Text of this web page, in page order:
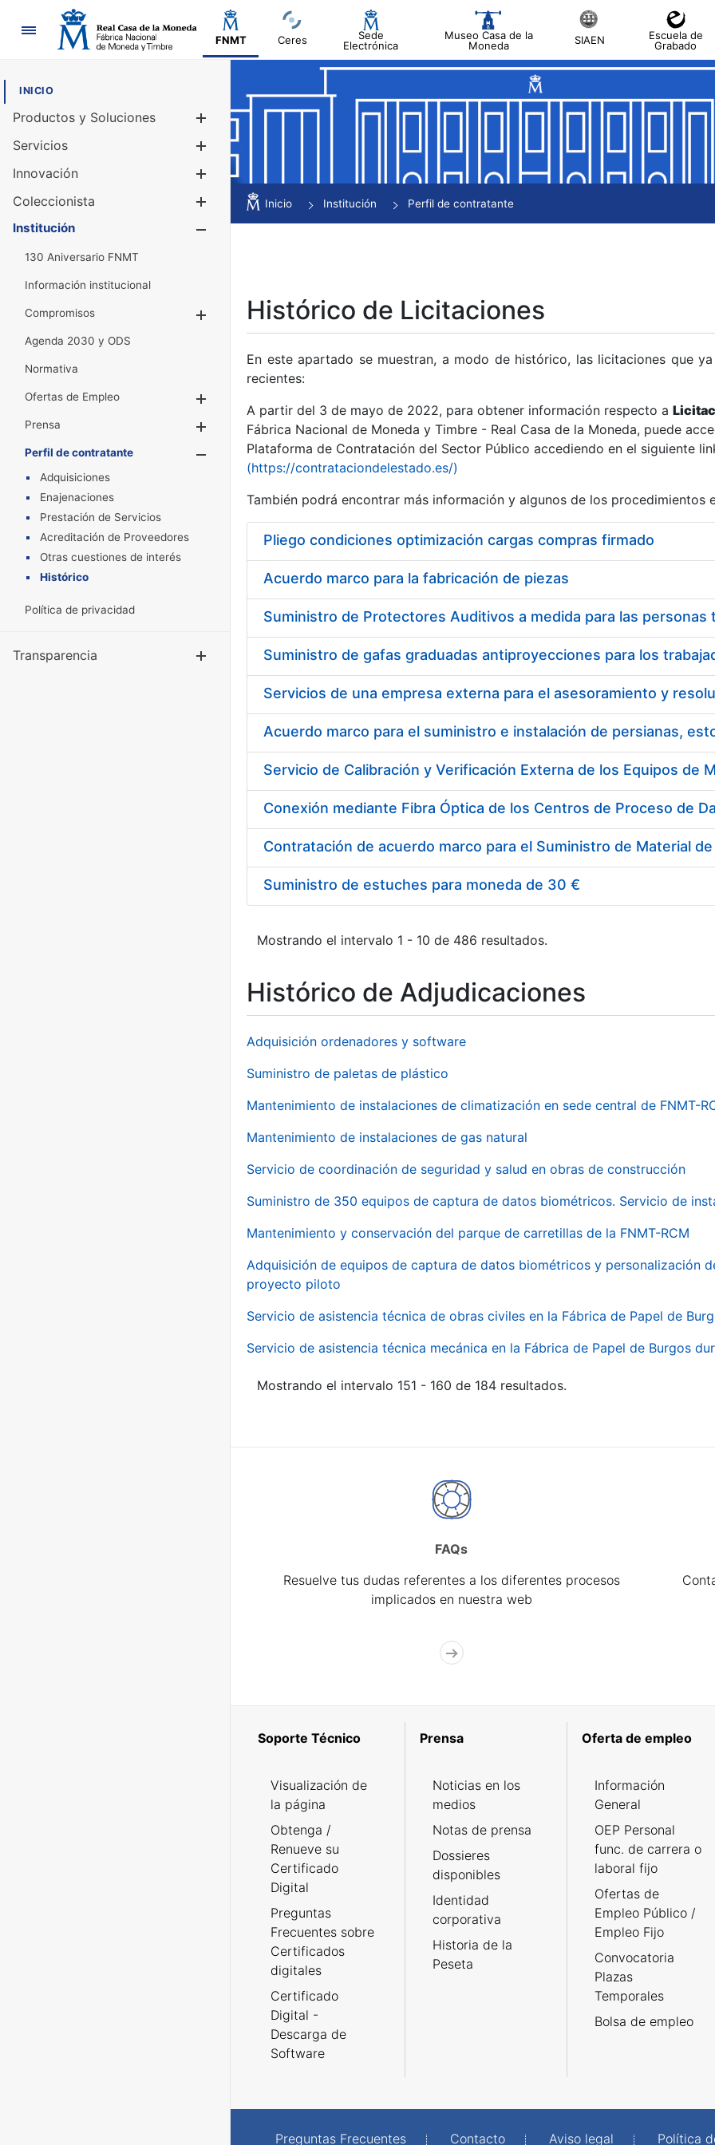
Navegación
FNMT Ceres
Sede
Electrónica
Museo Casa de la
Moneda
SIAEN
Escuela de
Grabado
INICIO
Productos y Soluciones
Mostrar/Ocultar
Servicios
Innovación
Coleccionista
Mostrar/Ocultar
Institución
130 Aniversario FNMT
Información institucional
Compromisos
Mostrar/Ocultar
Agenda 2030 y ODS
Normativa
Ofertas de Empleo
Prensa
Mostrar/Ocultar
Perfil de contratante
Mostrar/Ocultar
Adquisiciones
Enajenaciones
Prestación de Servicios
Acreditación de Proveedores
Otras cuestiones de interés
Histórico
Política de privacidad
Transparencia Mostrar/Ocultar
Inicio Institución Perfil de contratante
Histórico de Licitaciones
En este apartado se muestran, a modo de histórico, las licitaciones que
recientes:
A partir del 3 de mayo de 2022, para obtener información respecto a
Fábrica Nacional de Moneda y Timbre - Real Casa de la Moneda, puede
Plataforma de Contratación del Sector Público accediendo en el siguiente
(https://contrataciondelestado.es/)
También podrá encontrar más información y algunos de los procedimientos
Pliego condiciones optimización cargas compras firmado
Acuerdo marco para la fabricación de piezas
Acuerdo marco para el suministro e instalación de persianas,
Suministro de estuches para moneda de 30 €
Mostrando el intervalo 1 - 10 de 486 resultados.
Histórico de Adjudicaciones
Adquisición ordenadores y software
Suministro de paletas de plástico
Mantenimiento de instalaciones de climatización en sede central de FNMT-
Mantenimiento de instalaciones de gas natural
Servicio de coordinación de seguridad y salud en obras de construcción
Suministro de 350 equipos de captura de datos biométricos. Servicio de
Mantenimiento y conservación del parque de carretillas de la FNMT-RCM
Adquisición de equipos de captura de datos biométricos y personalización
proyecto piloto
Servicio de asistencia técnica de obras civiles en la Fábrica de Papel de
Servicio de asistencia técnica mecánica en la Fábrica de Papel de Burgos
Mostrando el intervalo 151 - 160 de 184 resultados.
FAQs
Resuelve tus dudas referentes a los diferentes procesos
implicados en nuestra web
Soporte Técnico
Visualización de
la página
Obtenga /
Renueve su
Certificado
Digital
Preguntas
Frecuentes sobre
Certificados
digitales
Certificado
Digital -
Descarga de
Software
Prensa
Noticias en los
medios
Notas de prensa
Dossieres
disponibles
Identidad
corporativa
Historia de la
Peseta
Oferta de empleo
Información
General
OEP Personal
func. de carrera o
laboral fijo
Ofertas de
Empleo Público /
Empleo Fijo
Convocatoria
Plazas
Temporales
Bolsa de empleo
Preguntas Frecuentes Contacto Aviso legal Política